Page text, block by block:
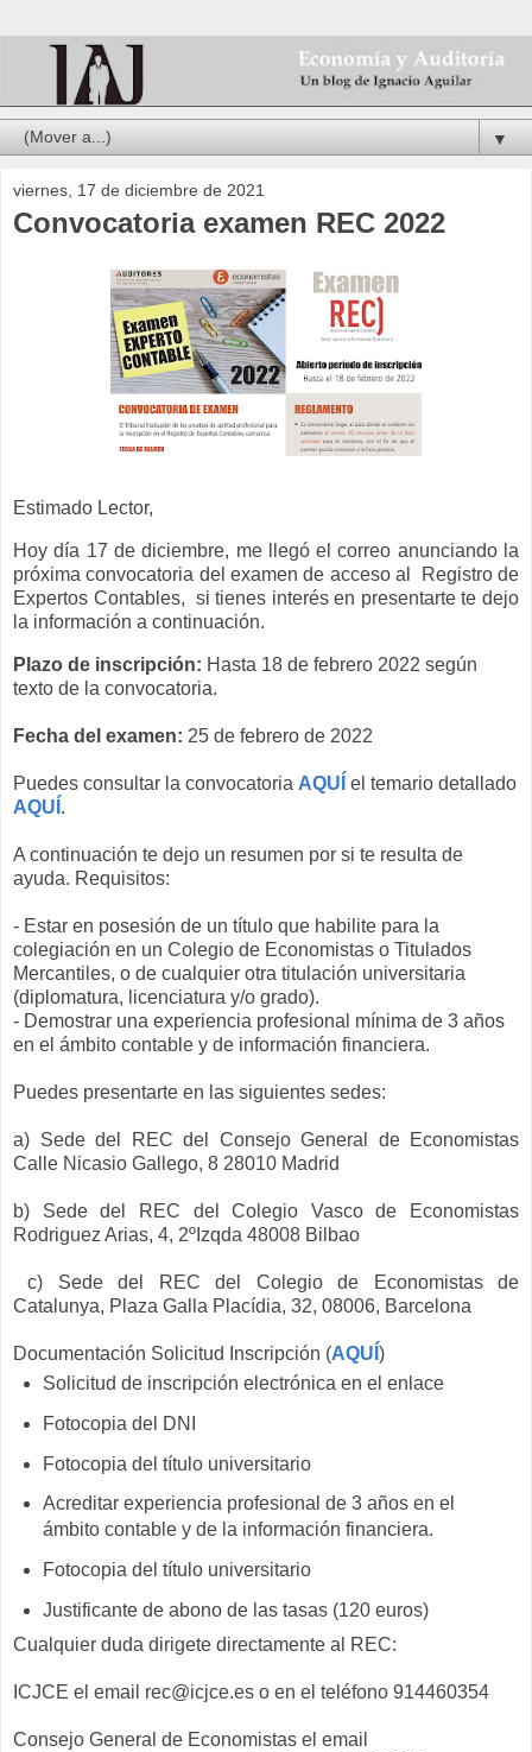
▼
viernes, 17 de diciembre de 2021
Convocatoria examen REC 2022
Estimado Lector,
Hoy día 17 de diciembre, me llegó el correo anunciando la
próxima convocatoria del examen de acceso al Registro de
Expertos Contables, si tienes interés en presentarte te dejo
la información a continuación.
Plazo de inscripción: Hasta 18 de febrero 2022 según
texto de la convocatoria.
Fecha del examen: 25 de febrero de 2022
Puedes consultar la convocatoria AQUÍ el temario detallado
AQUÍ .
A continuación te dejo un resumen por si te resulta de
ayuda. Requisitos:
- Estar en posesión de un título que habilite para la
colegiación en un Colegio de Economistas o Titulados
Mercantiles, o de cualquier otra titulación universitaria
(diplomatura, licenciatura y/o grado).
- Demostrar una experiencia profesional mínima de 3 años
en el ámbito contable y de información financiera.
Puedes presentarte en las siguientes sedes:
a) Sede del REC del Consejo General de Economistas
Calle Nicasio Gallego, 8 28010 Madrid
b) Sede del REC del Colegio Vasco de Economistas
Rodriguez Arias, 4, 2ºIzqda 48008 Bilbao
c) Sede del REC del Colegio de Economistas de
Catalunya, Plaza Galla Placídia, 32, 08006, Barcelona
Documentación Solicitud Inscripción (AQUÍ )
Solicitud de inscripción electrónica en el enlace
Fotocopia del DNI
Fotocopia del título universitario
Acreditar experiencia profesional de 3 años en el
ámbito contable y de la información financiera.
Fotocopia del título universitario
Justificante de abono de las tasas (120 euros)
Cualquier duda dirigete directamente al REC:
ICJCE el email rec@icjce.es o en el teléfono 914460354
Consejo General de Economistas el email